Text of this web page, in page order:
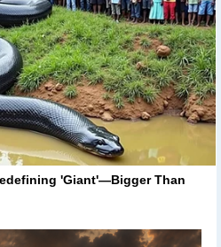
'Giant'—Bigger Than